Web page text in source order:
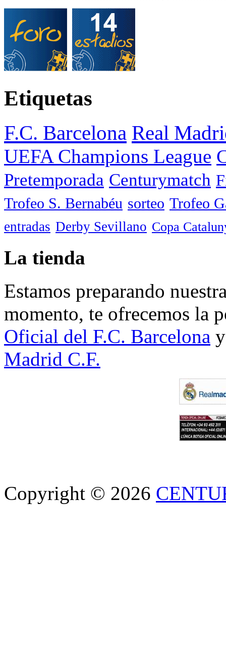
Etiquetas
F.C. Barcelona Real
UEFA Champions League
Pretemporada Centurymatch
Trofeo S. Bernabéu sorteo Trofeo
entradas Derby Sevillano Copa
La tienda
Estamos preparando
momento, te ofrecemos la
Oficial del F.C. Barcelona
Madrid C.F.
Copyright © 2026